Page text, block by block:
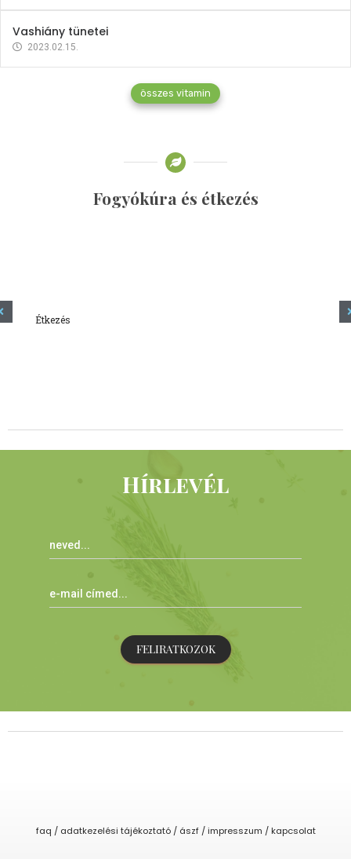
Vashiány tünetei
2023.02.15.
összes vitamin
Fogyókúra és étkezés
Étkezés
Hírlevél
FELIRATKOZOK
faq / adatkezelési tájékoztató / ászf / impresszum / kapcsolat